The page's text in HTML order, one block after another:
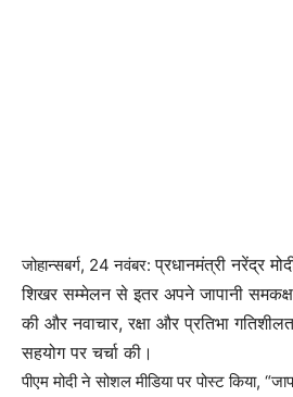
जोहान्सबर्ग, 24 नवंबर:प्रधानमंत्री नरेंद्र
शिखर सम्मेलन से इतर अपने जापानी
की और नवाचार, रक्षा और प्रतिभा
सहयोग पर चर्चा की।
पीएम मोदी ने सोशल मीडिया पर पोस्ट किया,